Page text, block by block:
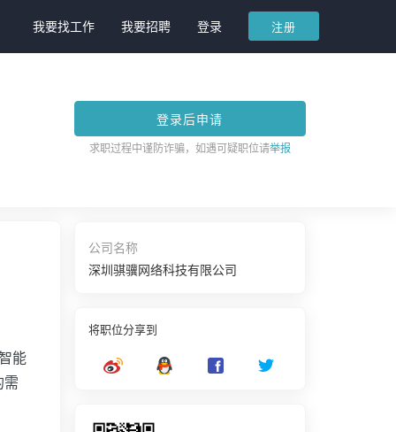
我要找工作 我要招聘 登录 注册
登录后申请
求职过程中谨防诈骗，如遇可疑职位请举报
能
需
公司名称
深圳骐骥网络科技有限公司
将职位分享到